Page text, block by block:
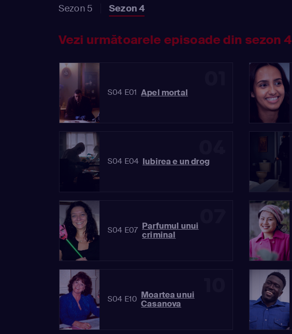
Sezon 5 Sezon 4
Vezi următoarele episoade din sezon 4
S04 E01 Apel mortal
S04 E04 Iubirea e un drog
S04 E07 Parfumul unui
criminal
S04 E10 Moartea unui
Casanova